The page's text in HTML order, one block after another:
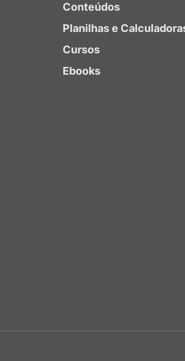
Conteúdos
Planilhas e
Cursos
Ebooks